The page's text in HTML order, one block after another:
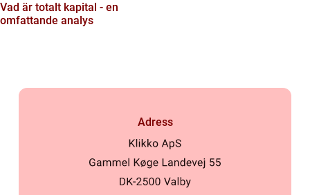
Vad är totalt kapital - en
omfattande analys
Adress